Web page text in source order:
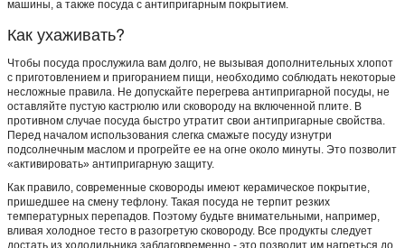
машины, а также посуда с антипригарным покрытием.
Как ухаживать?
Чтобы посуда прослужила вам долго, не вызывая дополнительных хлопот
с приготовлением и пригоранием пищи, необходимо соблюдать некоторые
несложные правила. Не допускайте перегрева антипригарной посуды, не
оставляйте пустую кастрюлю или сковороду на включенной плите. В
противном случае посуда быстро утратит свои антипригарные свойства.
Перед началом использования слегка смажьте посуду изнутри
подсолнечным маслом и прогрейте ее на огне около минуты. Это позволит
«активировать» антипригарную защиту.
Как правило, современные сковороды имеют керамическое покрытие,
пришедшее на смену тефлону. Такая посуда не терпит резких
температурных перепадов. Поэтому будьте внимательными, например,
вливая холодное тесто в разогретую сковороду. Все продукты следует
достать из холодильника заблаговременно - это позволит им нагреться до